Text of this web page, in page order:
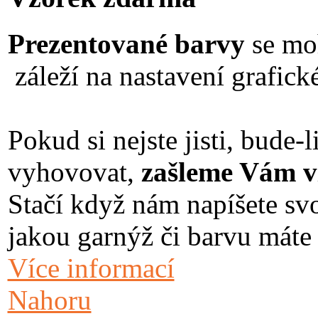
Prezentované barvyse
záleží na nastavení
Pokud si nejste jisti,
vyhovovat, zašleme Vám
Stačí když nám napíšete
jakou garnýž či barvu
Více informací
Nahoru